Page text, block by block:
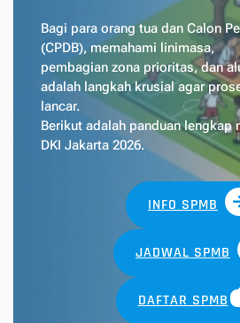
Bagi para orang tua dan Calon
(CPDB), memahami linimasa,
pembagian zona prioritas, dan
adalah langkah krusial agar
lancar.
Berikut adalah panduan lengkap
DKI Jakarta 2026.
INFO SPMB
JADWAL SPMB
DAFTAR SPMB